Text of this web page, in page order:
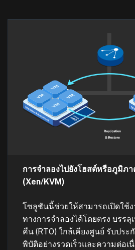
การจำลองไปยังโฮสต์หรือภูมิภ
(Xen/KVM)
โซลูชันนี้ช่วยให้สามารถเปิดใช้ง
ทางการจำลองได้โดยตรง บรรลุ
คืน (RTO) ใกล้เคียงศูนย์ รับปร
พิบัติอย่างรวดเร็วและความต่อเ